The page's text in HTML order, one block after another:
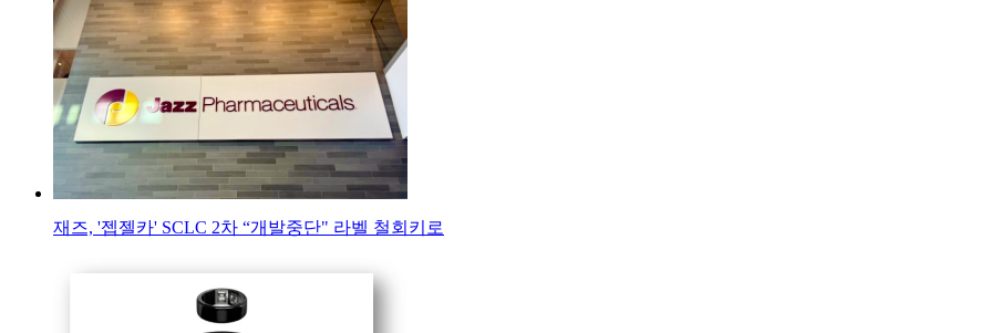
재즈, '젭젤카' SCLC 2차 “개발중단" 라벨 철회키로